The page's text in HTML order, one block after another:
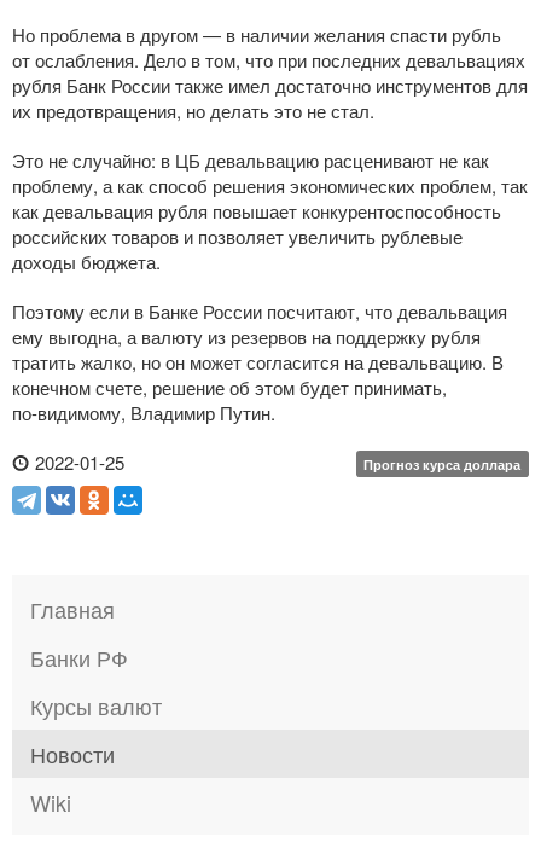
Но проблема в другом — в наличии желания спасти рубль
от ослабления. Дело в том, что при последних девальвациях
рубля Банк России также имел достаточно инструментов для
их предотвращения, но делать это не стал.
Это не случайно: в ЦБ девальвацию расценивают не как
проблему, а как способ решения экономических проблем, так
как девальвация рубля повышает конкурентоспособность
российских товаров и позволяет увеличить рублевые
доходы бюджета.
Поэтому если в Банке России посчитают, что девальвация
ему выгодна, а валюту из резервов на поддержку рубля
тратить жалко, но он может согласится на девальвацию. В
конечном счете, решение об этом будет принимать,
по-видимому, Владимир Путин.
2022-01-25
Прогноз курса доллара
Главная
Банки РФ
Курсы валют
Новости
Wiki